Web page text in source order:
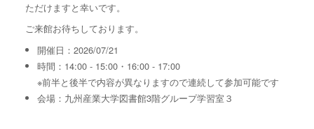
ただけますと幸いです。
ご来館お待ちしております。
開催日：2026/07/21
時間：14:00 - 15:00・16:00 - 17:00
※前半と後半で内容が異なりますので連続して参加可能です
会場：九州産業大学図書館3階グループ学習室３